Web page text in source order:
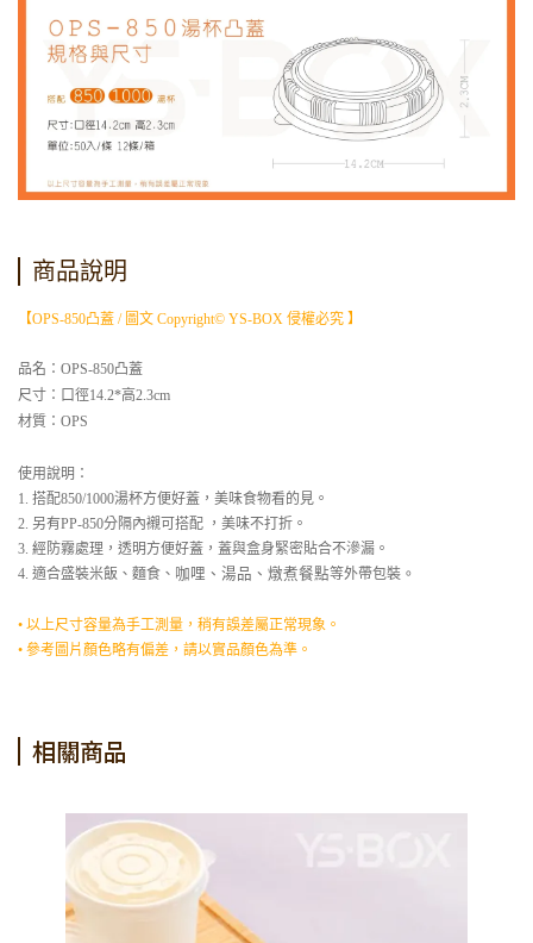
商品說明
【OPS-850凸蓋 / 圖文 Copyright© YS-BOX 侵權必究 】
品名： OPS-850凸蓋
尺寸： 口徑14.2*高2.3cm
材質：OPS
使用說明：
1. 搭配850/1000湯杯方便好蓋，美味食物看的見。
2. 另有PP-850分隔內襯可搭配 ，美味不打折。
3. 經防霧處理，透明方便好蓋，蓋與盒身緊密貼合不滲漏。
4. 適合盛裝米飯、麵食、 咖哩、湯品、燉煮餐點等外帶包裝 。
• 以上尺寸容量為手工測量，稍有誤差屬正常現象。
• 參考圖片顏色略有偏差，請以實品顏色為準。
相關商品